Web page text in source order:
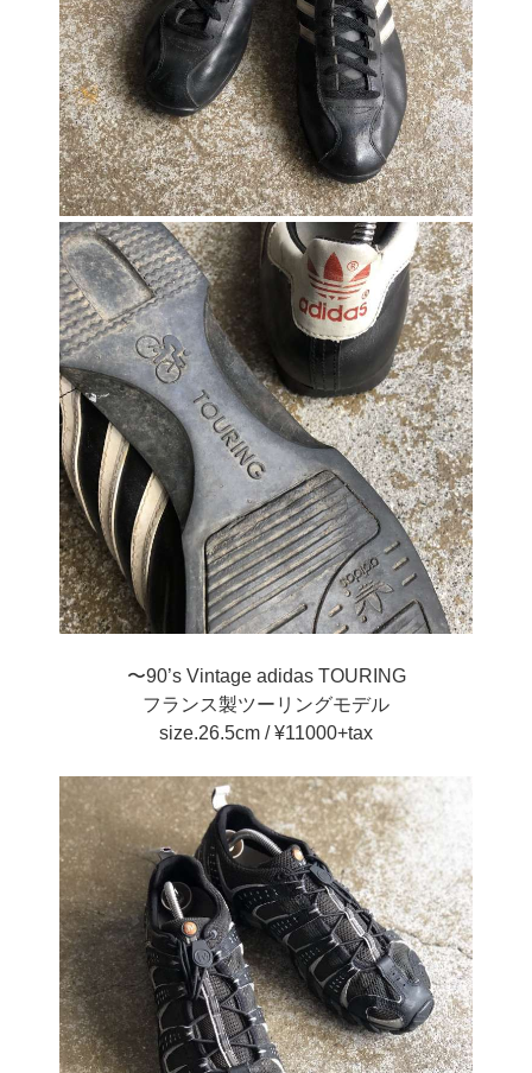
〜90’s Vintage adidas TOURING
フランス製ツーリングモデル
size.26.5cm / ¥11000+tax